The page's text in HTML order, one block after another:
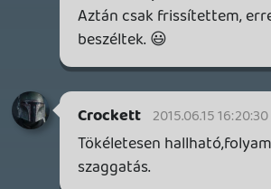
Alwares 2015.06.15 16:12:30
Jobban várom a gamer podcasteket, mint
a Sony konferenciát 😞